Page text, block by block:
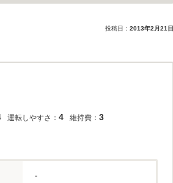
投稿日： 2013年2月21日
運転しやすさ： 4 維持費： 3
-